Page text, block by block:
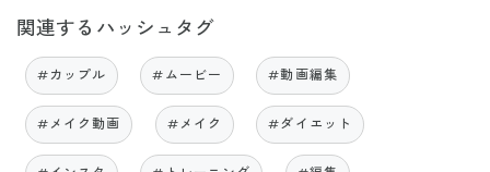
関連するハッシュタグ
#カップル #ムービー #動画編集
#メイク動画 #メイク #ダイエット